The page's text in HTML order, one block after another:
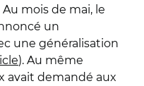
mois de mai, le
un
une généralisation
). Au même
avait demandé aux